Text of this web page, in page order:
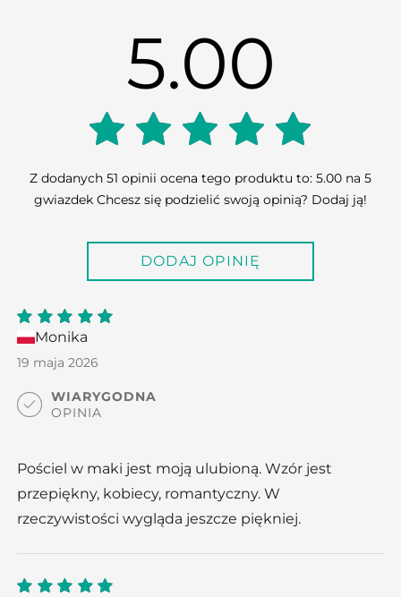
5.00
5.00
out of
5
Z dodanych 51 opinii ocena tego produktu to: 5.00 na 5
gwiazdek Chcesz się podzielić swoją opinią? Dodaj ją!
DODAJ OPINIĘ
5out
of 5
Monika
19 maja 2026
WIARYGODNA
OPINIA
Pościel w maki jest moją ulubioną. Wzór jest
przepiękny, kobiecy, romantyczny. W
rzeczywistości wygląda jeszcze piękniej.